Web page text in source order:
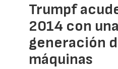
Trumpf
2014 con
generación
máquinas